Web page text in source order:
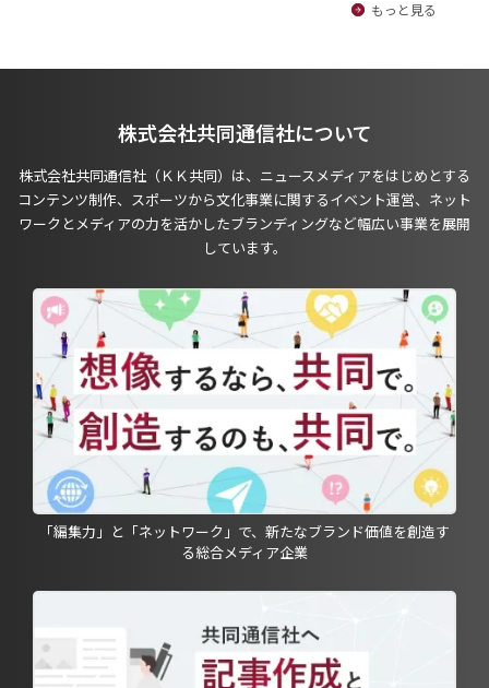
もっと見る
株式会社共同通信社について
株式会社共同通信社（ＫＫ共同）は、ニュースメディアをはじめとする
コンテンツ制作、スポーツから文化事業に関するイベント運営、ネット
ワークとメディアの力を活かしたブランディングなど幅広い事業を展開
しています。
「編集力」と「ネットワーク」で、新たなブランド価値を創造す
る総合メディア企業